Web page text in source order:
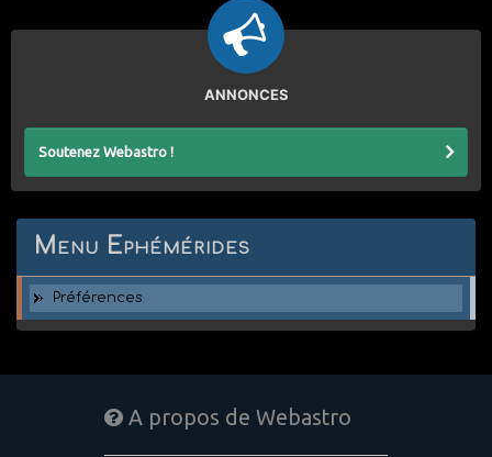
ANNONCES
Soutenez Webastro !
Menu Ephémérides
Préférences
A propos de Webastro